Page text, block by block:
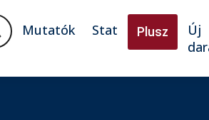
Mutatók Stat Plusz
Új